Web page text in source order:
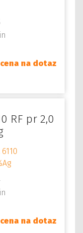
cena na dotaz
RF pr 2,0
cena na dotaz